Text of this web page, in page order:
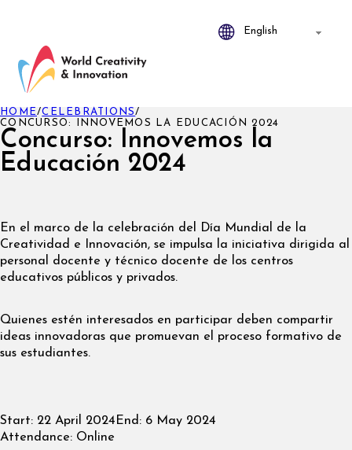
Concurso: Innovemos la
Educación 2024
HOME/CELEBRATIONS/
CONCURSO: INNOVEMOS LA EDUCACIÓN 2024
En el marco de la celebración del Día Mundial de la
Creatividad e Innovación, se impulsa la iniciativa dirigida al
personal docente y técnico docente de los centros
educativos públicos y privados.
Quienes estén interesados en participar deben compartir
ideas innovadoras que promuevan el proceso formativo de
sus estudiantes.
Start: 22 April 2024 End: 6 May 2024
Attendance: Online